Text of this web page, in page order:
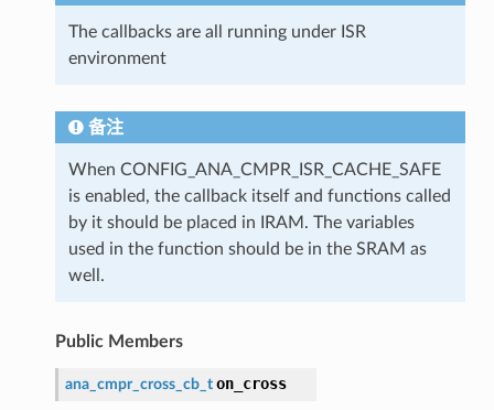
The callbacks are all running under ISR
environment
备注
When CONFIG_ANA_CMPR_ISR_CACHE_SAFE
is enabled, the callback itself and functions called
by it should be placed in IRAM. The variables
used in the function should be in the SRAM as
well.
Public Members
ana_cmpr_cross_cb_t on_cross